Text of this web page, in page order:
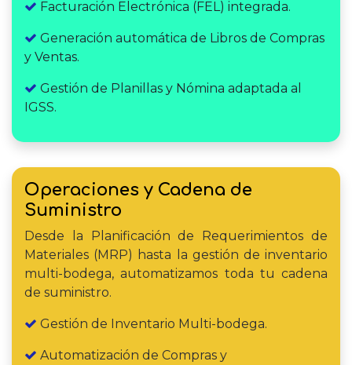
Facturación Electrónica (FEL) integrada.
Generación automática de Libros de Compras
y Ventas.
Gestión de Planillas y Nómina adaptada al
IGSS.
Operaciones y Cadena de
Suministro
Desde la Planificación de Requerimientos de
Materiales (MRP) hasta la gestión de inventario
multi-bodega, automatizamos toda tu cadena
de suministro.
Gestión de Inventario Multi-bodega.
Automatización de Compras y